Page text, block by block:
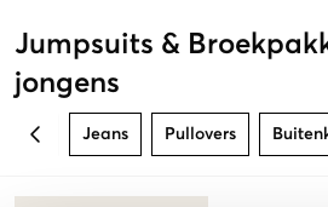
Jumpsuits &
jongens
BACK Jeans Pullovers